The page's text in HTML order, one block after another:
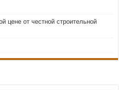
цене от честной строительной